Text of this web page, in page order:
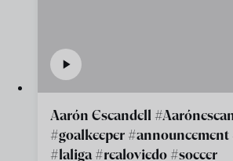
Aarón Escandell
#goalkeeper
#laliga #realoviedo #soccer